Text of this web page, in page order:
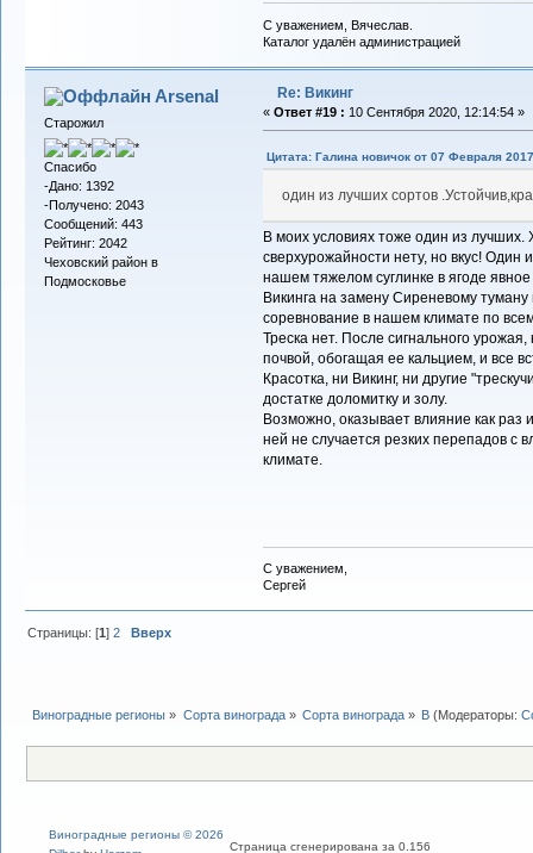
С уважением, Вячеслав.
Каталог удалён администрацией
Arsenal
Старожил
Спасибо
-Дано: 1392
-Получено: 2043
Сообщений: 443
Рейтинг: 2042
Чеховский район в
Подмосковье
Re: Викинг
« Ответ #19 : 10 Сентября 2020, 12:14:54 »
Цитата: Галина новичок от 07 Февраля
один из лучших сортов
В моих условиях тоже один из
сверхурожайности нету, но вкус!
нашем тяжелом суглинке в ягоде
Викинга на замену Сиреневому
соревнование в нашем климате по
Треска нет. После сигнального урожая,
почвой, обогащая ее кальцием, и все
Красотка, ни Викинг, ни другие
достатке доломитку и золу.
Возможно, оказывает влияние как раз
ней не случается резких перепадов
климате.
С уважением,
Сергей
Страницы: [1]2 Вверх
Виноградные регионы » Сорта винограда» Сорта винограда» В (Модераторы:
Виноградные регионы © 2026
Страница сгенерирована за 0.156